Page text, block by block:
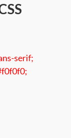
serif;